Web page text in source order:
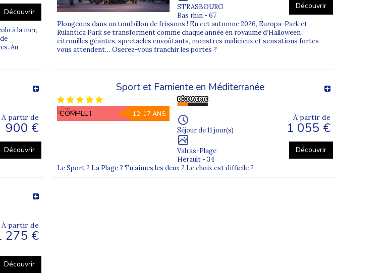
Découvrir
à la mer,
Au
STRASBOURG
Bas rhin - 67
Découvrir
Plongeons dans un tourbillon de frissons ! En cet automne 2026, Europa-Park et
Rulantica Park se transforment comme chaque année en royaume d’Halloween :
citrouilles géantes, spectacles envoûtants, monstres malicieux et sensations fortes
vous attendent… Oserez-vous franchir les portes ?
À partir de
900 €
Découvrir
Sport et Farniente en Méditerranée
COMPLET 12-17 ANS
Séjour de 11 jour(s)
Valras-Plage
Herault - 34
À partir de
1 055 €
Découvrir
Le Sport ? La Plage ? Tu aimes les deux ? Le choix est difficile ?
À partir de
275 €
Découvrir